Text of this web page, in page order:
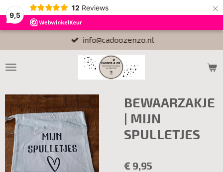
9,5
12 Reviews ×
info@cadoozenzo.nl
BEWAARZAKJE
| MIJN
SPULLETJES
€ 9,95